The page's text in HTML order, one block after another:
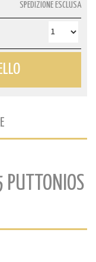
SPEDIZIONE ESCLUSA
PUTTONIOS